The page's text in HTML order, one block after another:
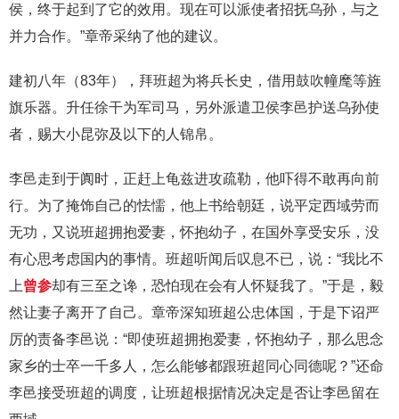
侯，终于起到了它的效用。现在可以派使者招抚乌孙，与之
并力合作。”章帝采纳了他的建议。
建初八年（83年），拜班超为将兵长史，借用鼓吹幢麾等旌
旗乐器。升任徐干为军司马，另外派遣卫侯李邑护送乌孙使
者，赐大小昆弥及以下的人锦帛。
李邑走到于阗时，正赶上龟兹进攻疏勒，他吓得不敢再向前
行。为了掩饰自己的怯懦，他上书给朝廷，说平定西域劳而
无功，又说班超拥抱爱妻，怀抱幼子，在国外享受安乐，没
有心思考虑国内的事情。班超听闻后叹息不已，说：“我比不
上曾参却有三至之谗，恐怕现在会有人怀疑我了。”于是，毅
然让妻子离开了自己。章帝深知班超公忠体国，于是下诏严
厉的责备李邑说：“即使班超拥抱爱妻，怀抱幼子，那么思念
家乡的士卒一千多人，怎么能够都跟班超同心同德呢？”还命
李邑接受班超的调度，让班超根据情况决定是否让李邑留在